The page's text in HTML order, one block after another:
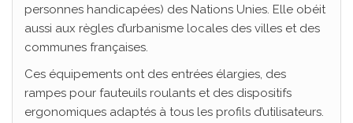
personnes handicapées) des Nations Unies. Elle obéit
aussi aux règles d’urbanisme locales des villes et des
communes françaises.
Ces équipements ont des entrées élargies, des
rampes pour fauteuils roulants et des dispositifs
ergonomiques adaptés à tous les profils d’utilisateurs.